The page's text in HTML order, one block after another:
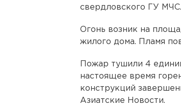
свердловского ГУ МЧС.
Огонь возник на
жилого дома. Пламя
Пожар тушили 4
настоящее время
конструкций
Азиатские Новости.